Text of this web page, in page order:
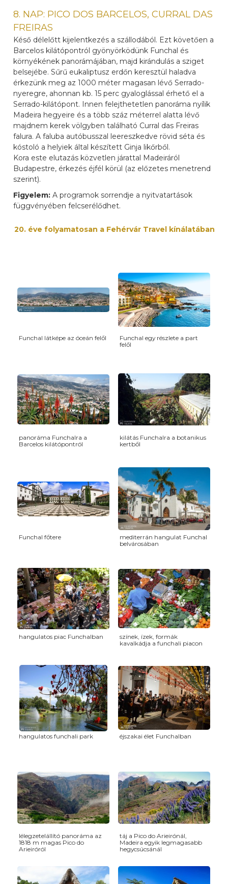
8. NAP: PICO DOS BARCELOS, CURRAL DAS
FREIRAS
Késő délelőtt kijelentkezés a szállodából. Ezt követően a
Barcelos kilátópontról gyönyörködünk Funchal és
környékének panorámájában, majd kirándulás a sziget
belsejébe. Sűrű eukaliptusz erdőn keresztül haladva
érkezünk meg az 1000 méter magasan lévő Serrado-
nyeregre, ahonnan kb. 15 perc gyaloglással érhető el a
Serrado-kilátópont. Innen felejthetetlen panoráma nyílik
Madeira hegyeire és a több száz méterrel alatta lévő
majdnem kerek völgyben található Curral das Freiras
falura. A faluba autóbusszal leereszkedve rövid séta és
kóstoló a helyiek által készített Ginja likőrből.
Kora este elutazás közvetlen járattal Madeiráról
Budapestre, érkezés éjfél körül (az előzetes menetrend
szerint).
Figyelem:A programok sorrendje a nyitvatartások
függvényében felcserélődhet.
20. éve folyamatosan a Fehérvár Travel kínálatában
Funchal látképe az óceán felől
Funchal egy részlete a part
felől
panoráma Funchalra a
Barcelos kilátópontról
kilátás Funchalra a botanikus
kertből
Funchal főtere
mediterrán hangulat Funchal
belvárosában
hangulatos piac Funchalban
színek, ízek, formák
kavalkádja a funchali piacon
hangulatos funchali park éjszakai élet Funchalban
lélegzetelállító panoráma az
1818 m magas Pico do
Arieiróról
táj a Pico do Arieirónál,
Madeira egyik legmagasabb
hegycsúcsánál